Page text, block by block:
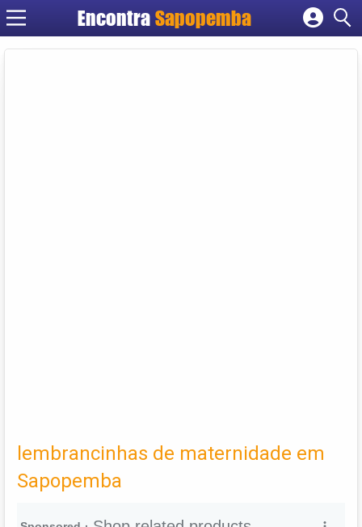
Encontra Sapopemba
Cadastrar empresa
lembrancinhas de maternidade em
Sapopemba